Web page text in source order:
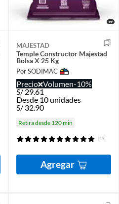
MAJESTAD
Temple Constructor Majestad
Bolsa X 25 Kg
Por SODIMAC
Precio Volumen-10%
S/29.61
Desde 10 unidades
S/ 32.90
Retira desde 120 min
(49)
Agregar